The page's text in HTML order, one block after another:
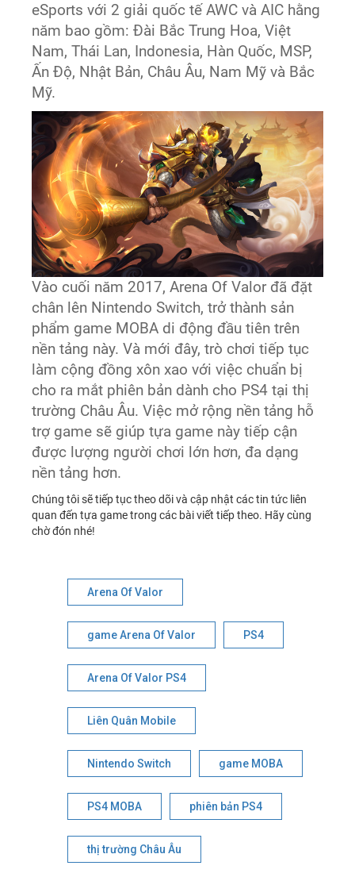
eSports với 2 giải quốc tế AWC và AIC hằng
năm bao gồm: Đài Bắc Trung Hoa, Việt
Nam, Thái Lan, Indonesia, Hàn Quốc, MSP,
Ấn Độ, Nhật Bản, Châu Âu, Nam Mỹ và Bắc
Mỹ.
Vào cuối năm 2017, Arena Of Valor đã đặt
chân lên Nintendo Switch, trở thành sản
phẩm game MOBA di động đầu tiên trên
nền tảng này. Và mới đây, trò chơi tiếp tục
làm cộng đồng xôn xao với việc chuẩn bị
cho ra mắt phiên bản dành cho PS4 tại thị
trường Châu Âu. Việc mở rộng nền tảng hỗ
trợ game sẽ giúp tựa game này tiếp cận
được lượng người chơi lớn hơn, đa dạng
nền tảng hơn.
Chúng tôi sẽ tiếp tục theo dõi và cập nhật các tin tức liên
quan đến tựa game trong các bài viết tiếp theo. Hãy cùng
chờ đón nhé!
Arena Of Valor
game Arena Of Valor PS4
Arena Of Valor PS4
Liên Quân Mobile
Nintendo Switch game MOBA
PS4 MOBA phiên bản PS4
thị trường Châu Âu